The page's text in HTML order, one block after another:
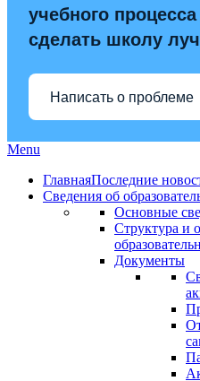
учебного
сделать школу
Написать о проблеме
Menu
ГлавнаяПоследние
Сведения об
Основные
Структура и
Документы